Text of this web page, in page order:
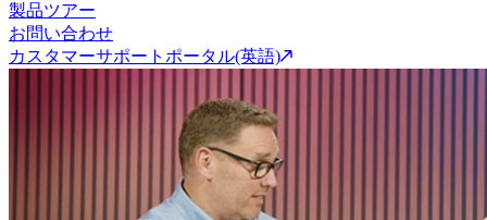
製品ツアー
お問い合わせ
カスタマーサポートポータル(英語)